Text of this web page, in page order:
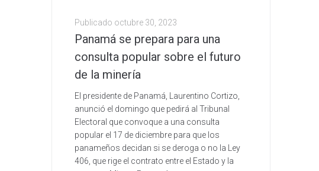
Publicado octubre 30, 2023
Panamá se prepara para una
consulta popular sobre el futuro
de la minería
El presidente de Panamá, Laurentino Cortizo,
anunció el domingo que pedirá al Tribunal
Electoral que convoque a una consulta
popular el 17 de diciembre para que los
panameños decidan si se deroga o no la Ley
406, que rige el contrato entre el Estado y la